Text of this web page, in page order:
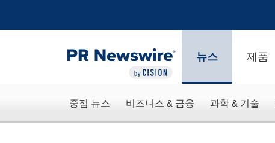
뉴스 제품
중점 뉴스 비즈니스 & 금융 과학 & 기술